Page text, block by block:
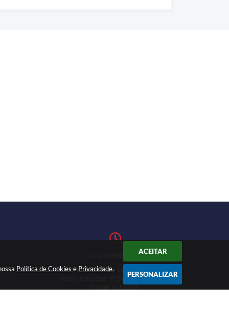
Política de Cookies e Privacidade.
ACEITAR
PERSONALIZAR
27
ATENDIMENTO
Atendimento de segunda-feira a
sexta-feira das 07:30h às 11h e das
12:30h às17:00h.